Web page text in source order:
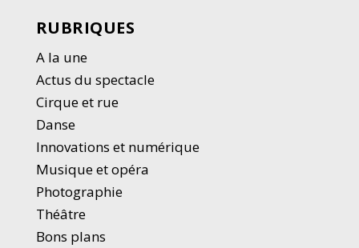
RUBRIQUES
A la une
Actus du spectacle
Cirque et rue
Danse
Innovations et numérique
Musique et opéra
Photographie
Théâtre
Bons plans